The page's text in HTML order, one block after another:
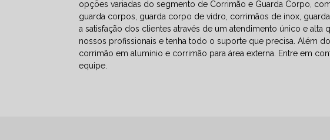
opções variadas do segmento de Corrimão e Guarda Corpo,
guarda corpos, guarda corpo de vidro, corrimãos de inox,
a satisfação dos clientes através de um atendimento único e
nossos profissionais e tenha todo o suporte que precisa. Além
corrimão em alumínio e corrimão para área externa. Entre em
equipe.